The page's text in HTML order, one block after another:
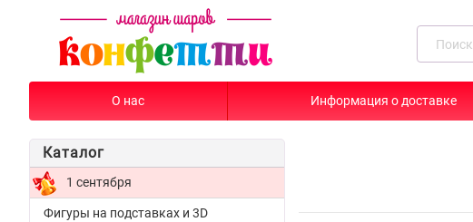
О нас Информация о доставке
Каталог
1 сентября
Фигуры на подставках и 3D